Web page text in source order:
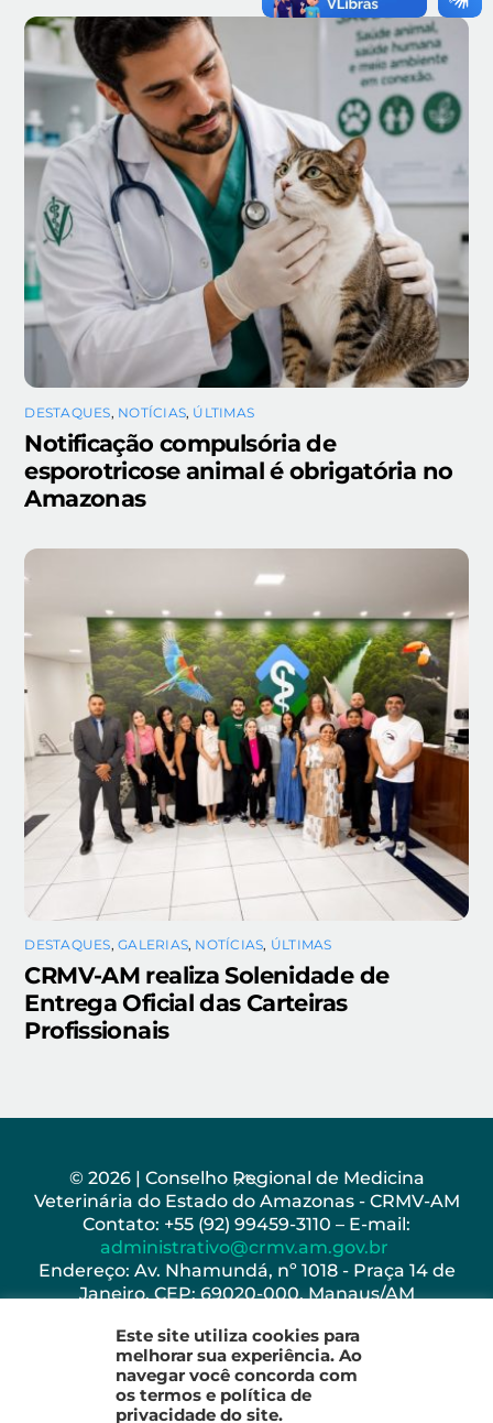
DESTAQUES, NOTÍCIAS, ÚLTIMAS
Notificação compulsória de
esporotricose animal é obrigatória no
Amazonas
DESTAQUES,GALERIAS, NOTÍCIAS, ÚLTIMAS
CRMV-AM realiza Solenidade de
Entrega Oficial das Carteiras
Profissionais
Back
To
Top
© 2026 | Conselho Regional de Medicina
Veterinária do Estado do Amazonas - CRMV-AM
Contato: +55 (92) 99459-3110 – E-mail:
administrativo@crmv.am.gov.br
Endereço: Av. Nhamundá, nº 1018 - Praça 14 de
Janeiro, CEP: 69020-000, Manaus/AM
Este site utiliza cookies para
melhorar sua experiência. Ao
navegar você concorda com
os termos e política de
privacidade do site.